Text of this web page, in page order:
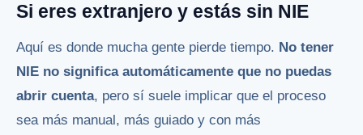
Si eres extranjero y estás sin NIE
Aquí es donde mucha gente pierde tiempo. No tener
NIE no significa automáticamente que no puedas
abrir cuenta, pero sí suele implicar que el proceso
sea más manual, más guiado y con más